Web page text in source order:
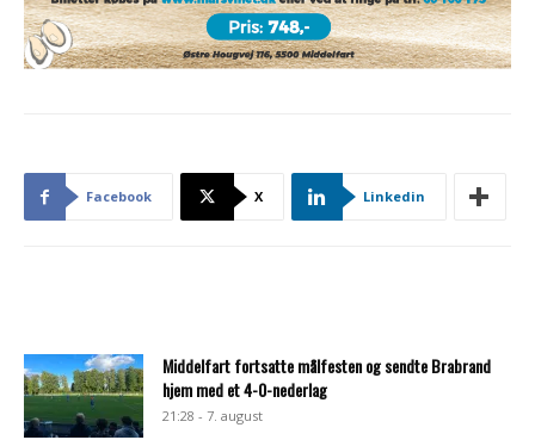
Facebook X Linkedin
Middelfart fortsatte målfesten og sendte Brabrand
hjem med et 4-0-nederlag
21:28 - 7. august